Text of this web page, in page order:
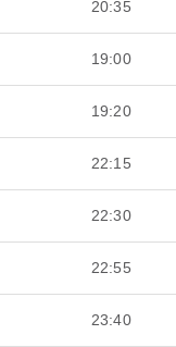
20:35
19:00
19:20
22:15
22:30
22:55
23:40